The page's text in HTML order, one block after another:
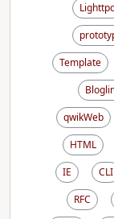
Template
qwikWeb
HTML
IE
CLI
RFC